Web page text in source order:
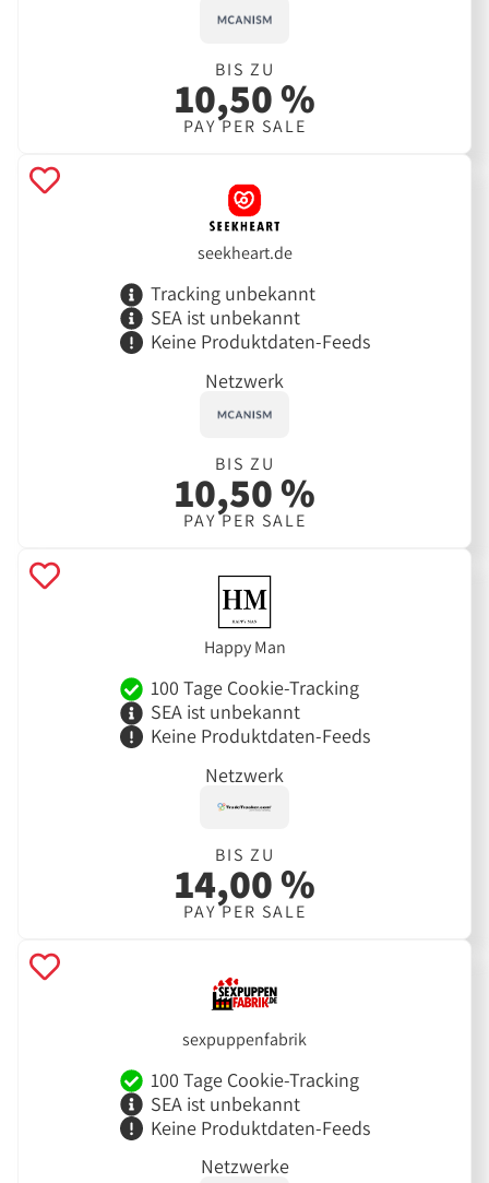
BIS ZU
10,50 %
PAY PER SALE
seekheart.de
Tracking unbekannt
SEA ist unbekannt
Keine Produktdaten-Feeds
Netzwerk
BIS ZU
10,50 %
PAY PER SALE
Happy Man
100 Tage Cookie-Tracking
SEA ist unbekannt
Keine Produktdaten-Feeds
Netzwerk
BIS ZU
14,00 %
PAY PER SALE
sexpuppenfabrik
100 Tage Cookie-Tracking
SEA ist unbekannt
Keine Produktdaten-Feeds
Netzwerke